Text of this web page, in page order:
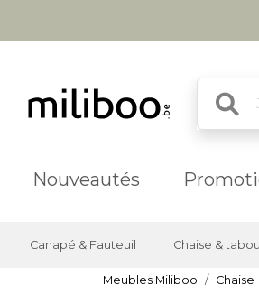
Nouveautés
Canapé & Fauteuil Chaise &
Meubles Miliboo Chaise